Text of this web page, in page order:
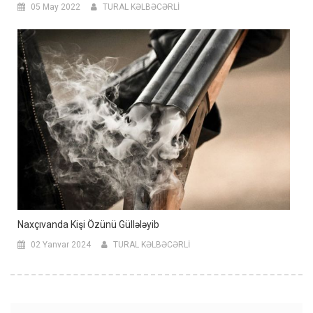
05 May 2022 TURAL KƏLBƏCƏRLİ
Naxçıvanda Kişi Özünü Güllələyib
02 Yanvar 2024 TURAL KƏLBƏCƏRLİ